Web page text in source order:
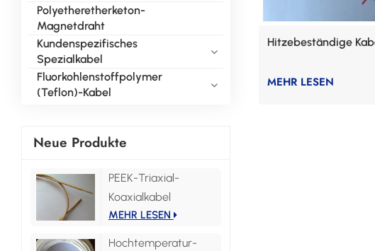
Polyetheretherketon-
Magnetdraht
Kundenspezifisches
Spezialkabel
Fluorkohlenstoffpolymer
(Teflon)-Kabel
Neue Produkte
PEEK-Triaxial-
Koaxialkabel
MEHR LESEN
Hochtemperatur-
Hitzebeständige
MEHR LESEN